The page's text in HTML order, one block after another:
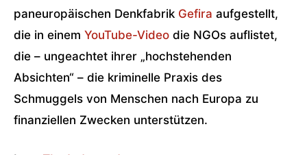
paneuropäischen Denkfabrik Gefira aufgestellt,
die in einem YouTube-Video die NGOs auflistet,
die – ungeachtet ihrer „hochstehenden
Absichten“ – die kriminelle Praxis des
Schmuggels von Menschen nach Europa zu
finanziellen Zwecken unterstützen.